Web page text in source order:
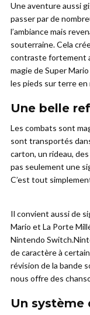
Une aventure aussi
passer par de
l’ambiance mais
souterraine. Cela
contraste fortement
magie de Super
les pieds sur terre
Une belle
Les combats sont
sont transportés
carton, un rideau,
pas seulement une
C’est tout
Il convient aussi de
Mario et La Porte
Nintendo
de caractère à
révision de la bande
nous offre des
Un